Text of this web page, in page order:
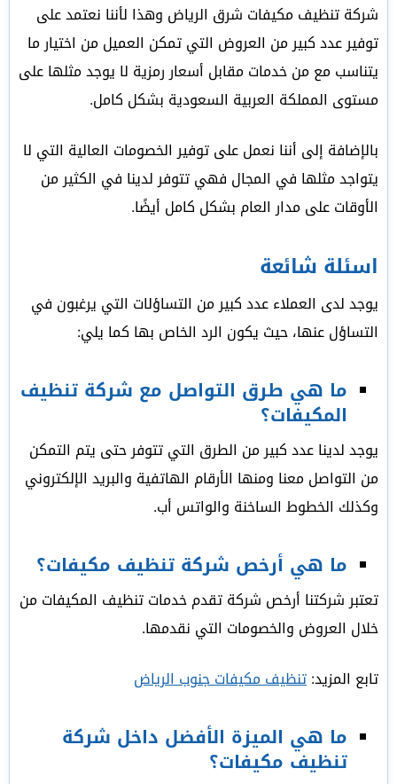
شركة تنظيف مكيفات شرق الرياض وهذا لأننا نعتمد على
توفير عدد كبير من العروض التي تمكن العميل من اختيار ما
يتناسب مع من خدمات مقابل أسعار رمزية لا يوجد مثلها على
مستوى المملكة العربية السعودية بشكل كامل.
بالإضافة إلى أننا نعمل على توفير الخصومات العالية التي لا
يتواجد مثلها في المجال فهي تتوفر لدينا في الكثير من
الأوقات على مدار العام بشكل كامل أيضًا.
اسئلة شائعة
يوجد لدى العملاء عدد كبير من التساؤلات التي يرغبون في
التساؤل عنها، حيث يكون الرد الخاص بها كما يلي:
ما هي طرق التواصل مع شركة تنظيف
المكيفات؟
يوجد لدينا عدد كبير من الطرق التي تتوفر حتى يتم التمكن
من التواصل معنا ومنها الأرقام الهاتفية والبريد الإلكتروني
وكذلك الخطوط الساخنة والواتس أب.
ما هي أرخص شركة تنظيف مكيفات؟
تعتبر شركتنا أرخص شركة تقدم خدمات تنظيف المكيفات من
خلال العروض والخصومات التي نقدمها.
تابع المزيد:تنظيف مكيفات جنوب الرياض
ما هي الميزة الأفضل داخل شركة
تنظيف مكيفات؟